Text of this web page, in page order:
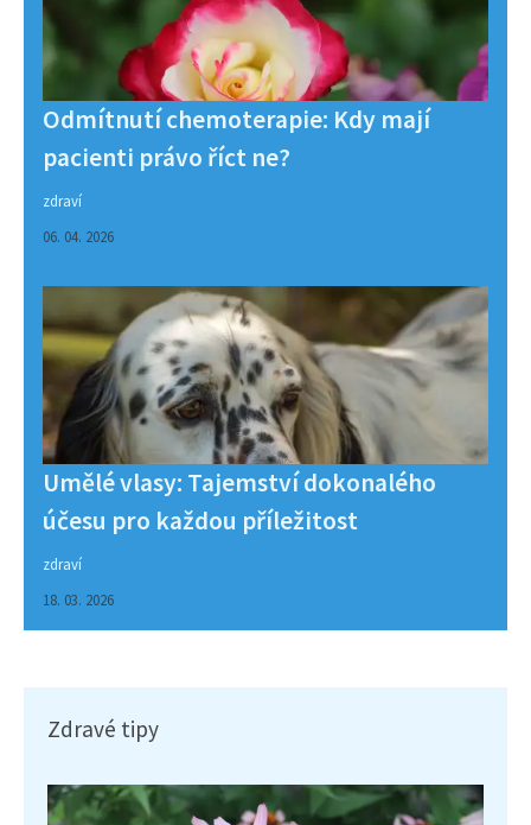
Odmítnutí chemoterapie: Kdy mají
pacienti právo říct ne?
zdraví
06. 04. 2026
Umělé vlasy: Tajemství dokonalého
účesu pro každou příležitost
zdraví
18. 03. 2026
Zdravé tipy